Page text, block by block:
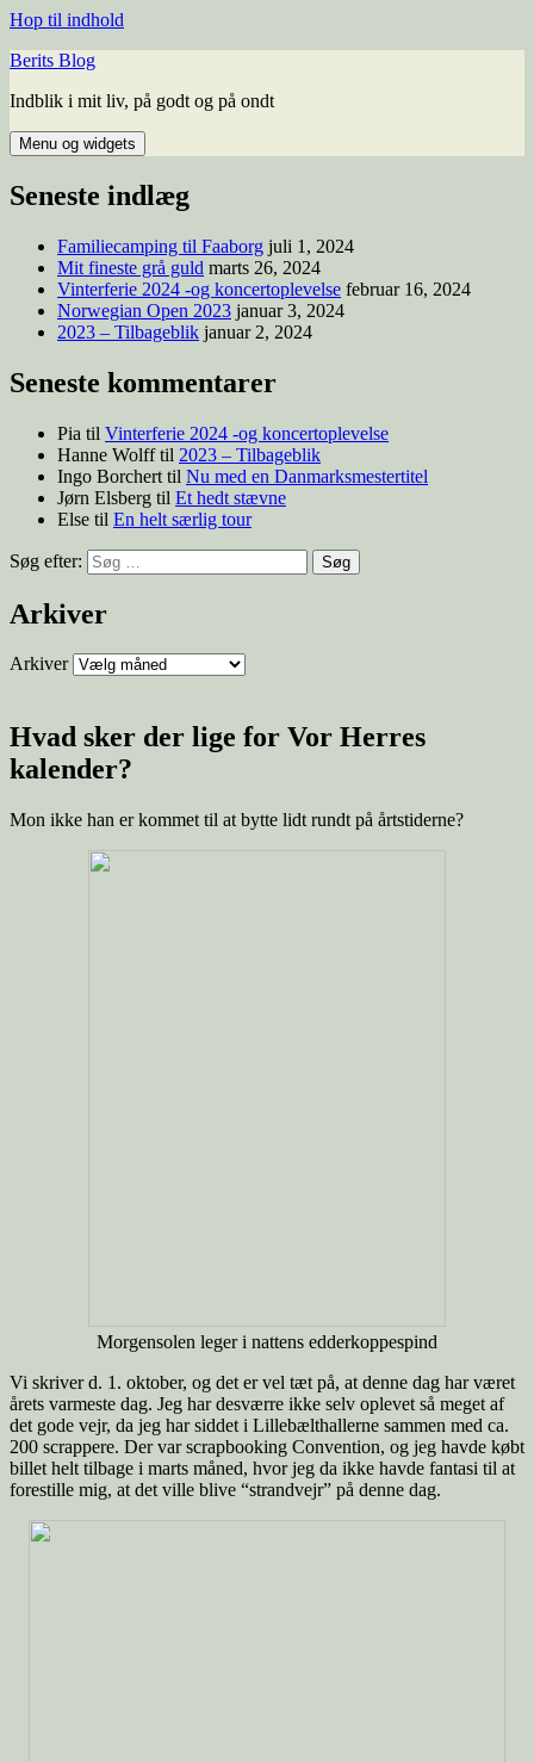
Hop til indhold
Berits Blog
Indblik i mit liv, på godt og på ondt
Menu og widgets
Seneste indlæg
Familiecamping til Faaborg juli 1, 2024
Mit fineste grå guld marts 26, 2024
Vinterferie 2024 -og koncertoplevelse februar 16, 2024
Norwegian Open 2023 januar 3, 2024
2023 – Tilbageblik januar 2, 2024
Seneste kommentarer
Pia til Vinterferie 2024 -og koncertoplevelse
Hanne Wolfftil 2023 – Tilbageblik
Ingo Borchert til Nu med en Danmarksmestertitel
Jørn Elsberg til Et hedt stævne
Else til En helt særlig tour
Søg efter:
Arkiver
Arkiver
Hvad sker der lige for Vor Herres
kalender?
Mon ikke han er kommet til at bytte lidt rundt på årtstiderne?
Morgensolen leger i nattens edderkoppespind
Vi skriver d. 1. oktober, og det er vel tæt på, at denne dag har været
årets varmeste dag. Jeg har desværre ikke selv oplevet så meget af
det gode vejr, da jeg har siddet i Lillebælthallerne sammen med ca.
200 scrappere. Der var scrapbooking Convention, og jeg havde købt
billet helt tilbage i marts måned, hvor jeg da ikke havde fantasi til at
forestille mig, at det ville blive “strandvejr” på denne dag.